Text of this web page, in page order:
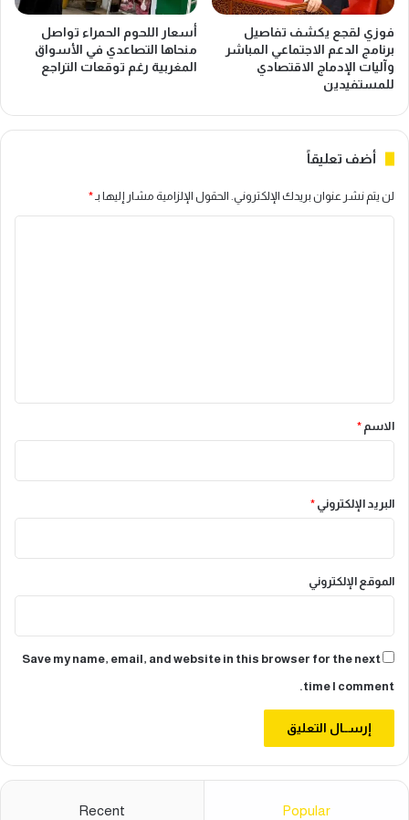
فوزي لقجع يكشف تفاصيل
برنامج الدعم الاجتماعي المباشر
وآليات الإدماج الاقتصادي
للمستفيدين
أسعار اللحوم الحمراء تواصل
منحاها التصاعدي في الأسواق
المغربية رغم توقعات التراجع
أضف تعليقاً
لن يتم نشر عنوان بريدك الإلكتروني. الحقول الإلزامية مشار إليها بـ*
*
الاسم *
البريد الإلكتروني *
الموقع الإلكتروني
Save my name, email, and website in this browser for the next
time I comment.
Popular
Recent